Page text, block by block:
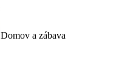
Domov a zábava